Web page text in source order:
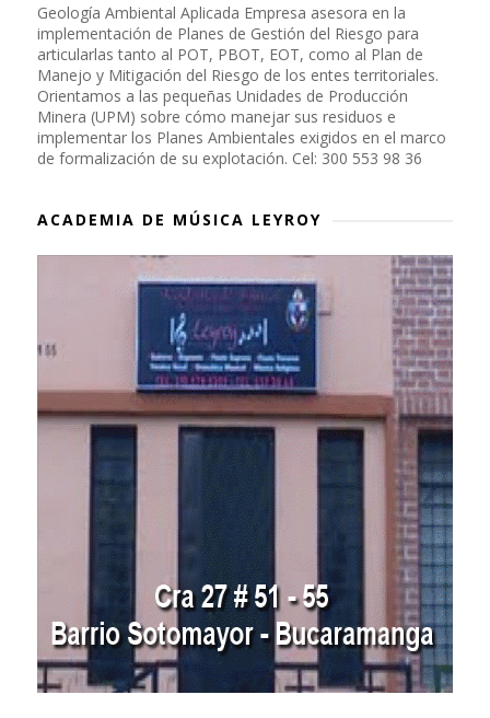
Geología Ambiental Aplicada Empresa asesora en la
implementación de Planes de Gestión del Riesgo para
articularlas tanto al POT, PBOT, EOT, como al Plan de
Manejo y Mitigación del Riesgo de los entes territoriales.
Orientamos a las pequeñas Unidades de Producción
Minera (UPM) sobre cómo manejar sus residuos e
implementar los Planes Ambientales exigidos en el marco
de formalización de su explotación. Cel: 300 553 98 36
ACADEMIA DE MÚSICA LEYROY